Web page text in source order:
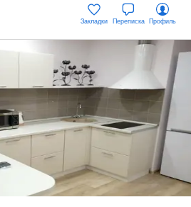
Закладки Переписка Профиль